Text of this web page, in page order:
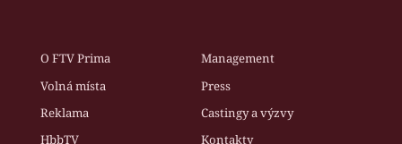
O FTV Prima
Management
Volná místa
Press
Reklama
Castingy a výzvy
HbbTV
Kontakty